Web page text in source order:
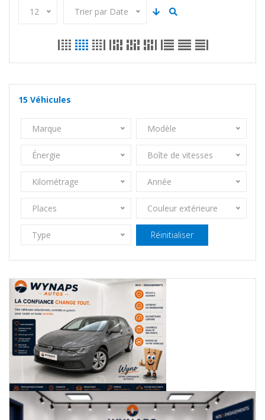
12 Trier par Date
15 Véhicules
Marque Modèle
Énergie Boîte de vitesses
Kilométrage Année
Places Couleur extérieure
Type Réinitialiser